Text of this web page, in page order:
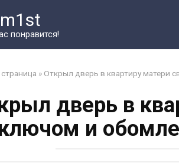
понравится!
» Открыл дверь в квартиру матери
дверь в
и